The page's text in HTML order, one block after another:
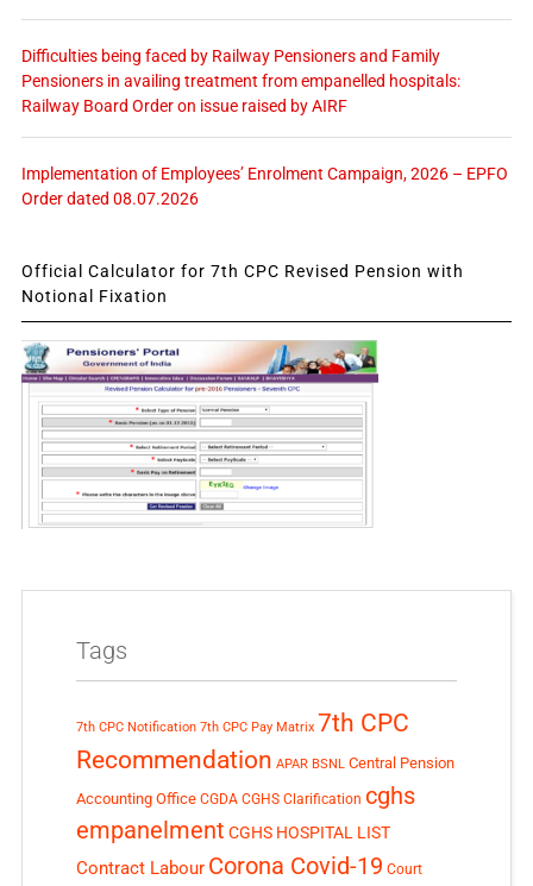
Difficulties being faced by Railway Pensioners and Family
Pensioners in availing treatment from empanelled hospitals:
Railway Board Order on issue raised by AIRF
Implementation of Employees’ Enrolment Campaign, 2026 – EPFO
Order dated 08.07.2026
Official Calculator for 7th CPC Revised Pension with
Notional Fixation
Tags
7th CPC Notification 7th CPC Pay Matrix 7th CPC
Recommendation APAR BSNL Central Pension
Accounting Office CGDA CGHS Clarification cghs
empanelment CGHS HOSPITAL LIST
Contract Labour Corona Covid-19 Court